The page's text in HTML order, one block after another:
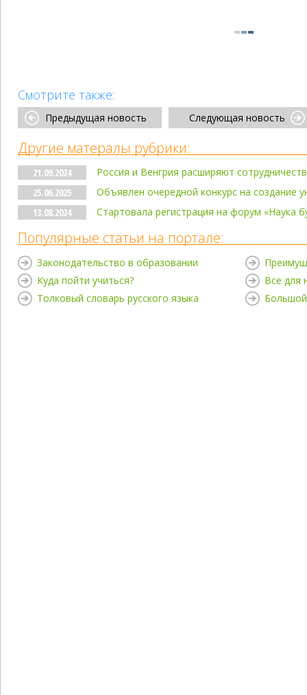
Смотрите также:
Предыдущая новость Следующая новость
Другие матералы рубрики:
21.09.2024
Россия и Венгрия расширяют
25.06.2025
Объявлен очередной конкурс на создание
13.08.2024
Стартовала регистрация на форум «Наука
Популярные статьи на портале:
Законодательство в образовании
Куда пойти учиться?
Толковый словарь русского языка
Все для
Большой